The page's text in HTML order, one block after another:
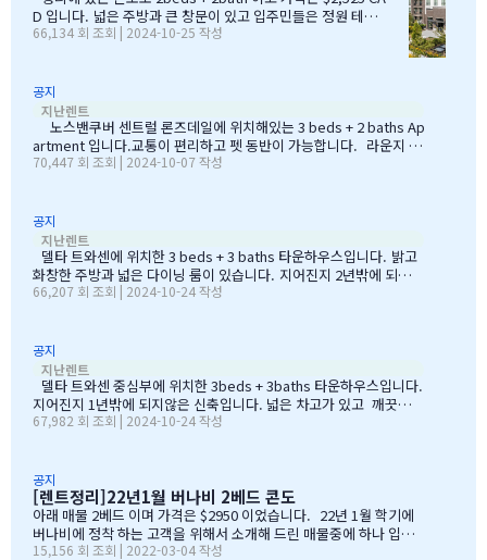
들어 서고 있는 신도시로 바뀌고 있습니다. 하여간 이 동네는 별도의
행정구역으로 트와센 이라는 city 입니다. "사우스델타,트와센"을 거
D 입니다. 넓은 주방과 큰 창문이 있고 입주민들은 정원 테라
스와 어린이 놀이터를 이용할 수 있습니다. Willowbrook 쇼
66,134 회 조회 | 2024-10-25 작성
공지
지난렌트
노스밴쿠버 센트럴 론즈데일에 위치해있는 3 beds + 2 baths Ap
artment 입니다.교통이 편리하고 펫 동반이 가능합니다. 라운지 공
간, 높은 천장이 있는 로비, 전망 좋은 파티오 등을 편리하게 이용할
70,447 회 조회 | 2024-10-07 작성
공지
지난렌트
델타 트와센에 위치한 3 beds + 3 baths 타운하우스입니다. 밝고
화창한 주방과 넓은 다이닝 룸이 있습니다. 지어진지 2년밖에 되지않
은 타운하우스이고 야외 수영장과 연중 내내 온수욕조, 피트니스 센
해변 산책로,넓은 공원과 운동장, 인근의 트와센 밀스 몰이 있습니다.
66,207 회 조회 | 2024-10-24 작성
공지
지난렌트
델타 트와센 중심부에 위치한 3beds + 3baths 타운하우스입니다.
지어진지 1년밖에 되지않은 신축입니다. 넓은 차고가 있고 깨끗한
화이트 톤의 주방은 개인 테라스로 이어집니다. 커뮤니티 파크와 산
67,982 회 조회 | 2024-10-24 작성
공지
[렌트정리]22년1월 버나비 2베드 콘도
아래 매물 2베드 이며 가격은 $2950 이었습니다. 22년 1월 학기에
버나비에 정착 하는 고객을 위해서 소개해 드린 매물중에 하나 입니
15,156 회 조회 | 2022-03-04 작성